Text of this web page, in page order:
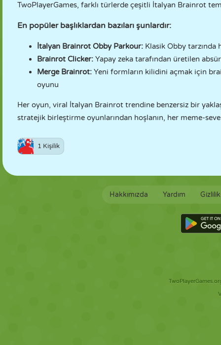
TwoPlayerGames, farklı türlerde çeşitli İtalyan Brainrot
En popüler başlıklardan bazıları şunlardır:
İtalyan Brainrot Obby Parkour: Klasik Obby tarzında
Brainrot Clicker: Yapay zeka tarafından üretilen
Merge Brainrot: Yeni formların kilidini açmak için
oyunu
Her oyun, viral İtalyan Brainrot trendine benzersiz bir
stratejik birleştirme oyunlarından hoşlanın, her meme-
1 Kişilik
Hakkımızda Yardım